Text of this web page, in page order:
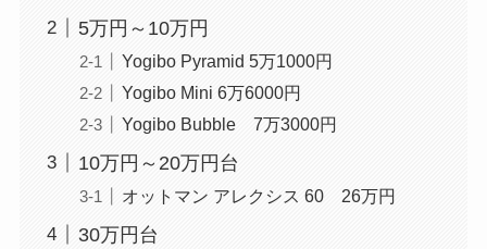
5万円～10万円
Yogibo Pyramid 5万1000円
Yogibo Mini 6万6000円
Yogibo Bubble 7万3000円
10万円～20万円台
オットマン アレクシス 60 26万円
30万円台